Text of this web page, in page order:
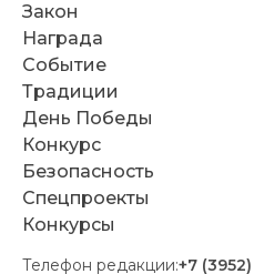
Закон
Награда
Событие
Традиции
День Победы
Конкурс
Безопасность
Спецпроекты
Конкурсы
Телефон редакции:+7